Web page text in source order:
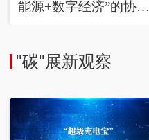
能源+数字经济”的协同
"碳"展新观察